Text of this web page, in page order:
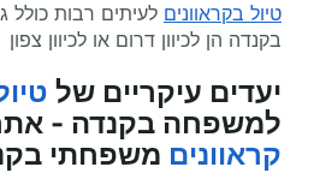
טיול בקראוונים לעיתים רבות כולל
בקנדה הן לכיוון דרום או לכיוון צפון
יעדים עיקריים של
למשפחה בקנדה -
קראוונים משפחתי